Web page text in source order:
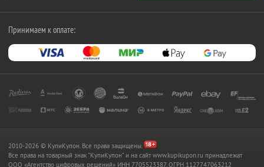
Принимаем к оплате:
2010-2026 © КупиКупон. Все права защищены.
Все права на товарный знак "КупиКупон" и на сайт www.kupikupon.ru принадлежат
OOO «Агентство цифровых решений» ИНН 7705523387, ОГРН 1127747063212